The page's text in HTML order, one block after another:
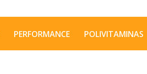
PERFORMANCE POLIVITAMINAS